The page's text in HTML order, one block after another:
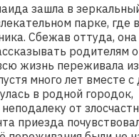
зашла в
парке, где
Сбежав оттуда, она
родителям о
жизнь переживала
много лет вместе
в родной городок,
от
приезда